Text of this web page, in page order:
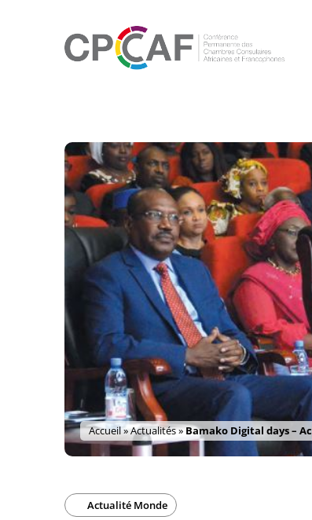
Accueil»Actualités»Bamako Digital days –
Actualité Monde